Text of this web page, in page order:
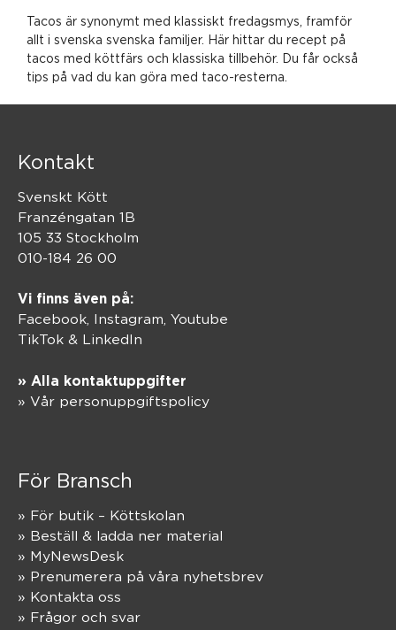
Tacos är synonymt med klassiskt fredagsmys, framför
allt i svenska svenska familjer. Här hittar du recept på
tacos med köttfärs och klassiska tillbehör. Du får också
tips på vad du kan göra med taco-resterna.
Kontakt
Svenskt Kött
Franzéngatan 1B
105 33 Stockholm
010-184 26 00
Vi finns även på:
Facebook, Instagram, Youtube
TikTok & LinkedIn
» Alla kontaktuppgifter
» Vår personuppgiftspolicy
För Bransch
» För butik – Köttskolan
» Beställ & ladda ner material
» MyNewsDesk
» Prenumerera på våra nyhetsbrev
» Kontakta oss
» Frågor och svar